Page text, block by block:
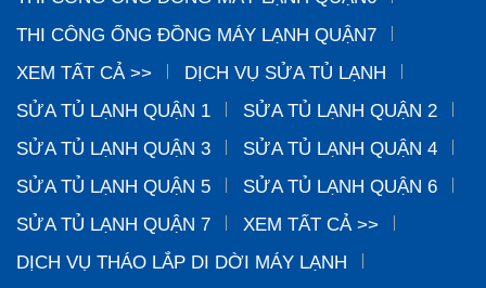
THI CÔNG ỐNG ĐỒNG MÁY LẠNH QUẬN7
XEM TẤT CẢ >>
DỊCH VỤ SỬA TỦ LẠNH
SỬA TỦ LẠNH QUẬN 1
SỬA TỦ LẠNH QUẬN 2
SỬA TỦ LẠNH QUẬN 3
SỬA TỦ LẠNH QUẬN 4
SỬA TỦ LẠNH QUẬN 5
SỬA TỦ LẠNH QUẬN 6
SỬA TỦ LẠNH QUẬN 7
XEM TẤT CẢ >>
DỊCH VỤ THÁO LẮP DI DỜI MÁY LẠNH